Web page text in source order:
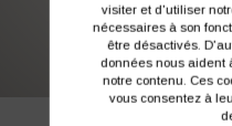
03 27 28 87 86
visiter et d'utiliser
nécessaires à son
être désactivés.
données nous aident
notre contenu. Ces
vous consentez à